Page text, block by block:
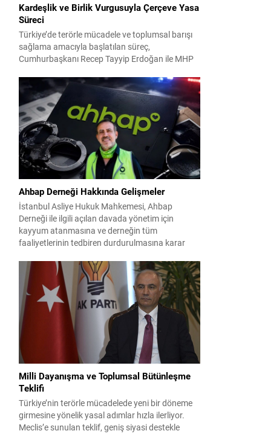
Kardeşlik ve Birlik Vurgusuyla Çerçeve Yasa
Süreci
Türkiye’de terörle mücadele ve toplumsal barışı
sağlama amacıyla başlatılan süreç,
Cumhurbaşkanı Recep Tayyip Erdoğan ile MHP
bir döneme girdi. Yaklaşık iki yıldır devam eden
çalışmaların ardından şimdi sürecin yasal zemini,
12 maddelik bir çerçeve yasa ile şekillendiriliyor.
Bugün komisyonda görüşülecek olan bu yasa
taslağı,...
Ahbap Derneği Hakkında Gelişmeler
İstanbul Asliye Hukuk Mahkemesi, Ahbap
Derneği ile ilgili açılan davada yönetim için
kayyum atanmasına ve derneğin tüm
faaliyetlerinin tedbiren durdurulmasına karar
kararı verilmiş olup son adım doğrudan yönetime
ilişkin bir tedbir niteliği taşıyor. İstanbul Emniyet
Müdürlüğü Mali Suçlarla Mücadele Şube
Müdürlüğü ve İstanbul...
Milli Dayanışma ve Toplumsal Bütünleşme
Teklifi
Türkiye’nin terörle mücadelede yeni bir döneme
girmesine yönelik yasal adımlar hızla ilerliyor.
Meclis’e sunulan teklif, geniş siyasi destekle